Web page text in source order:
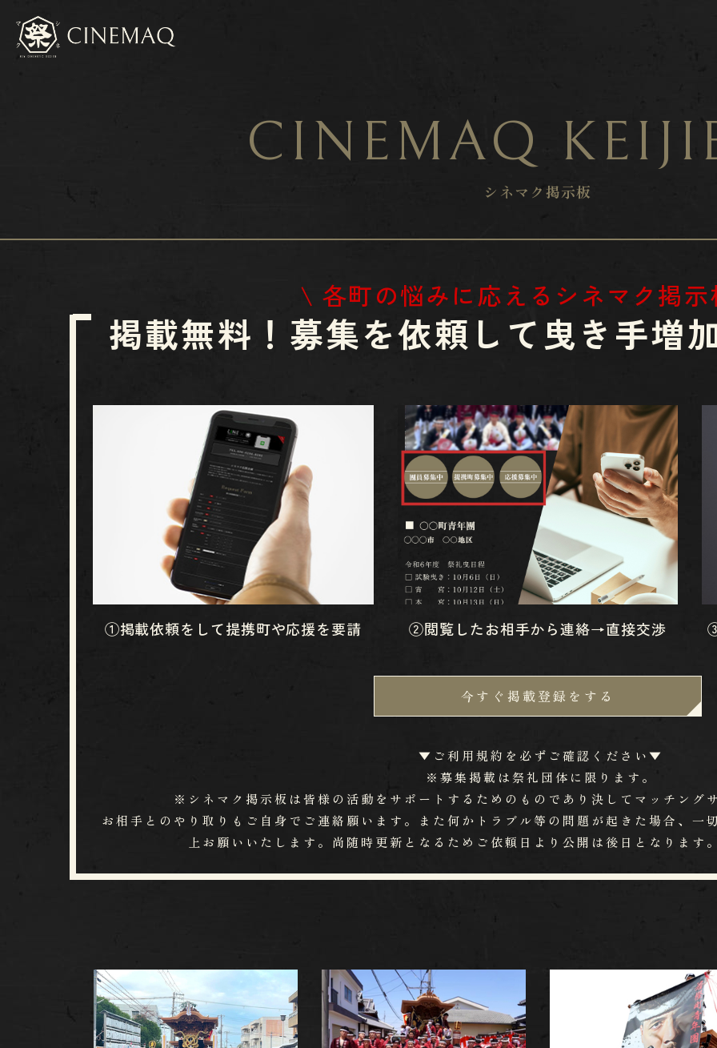
CINEMAQ
シネマク掲示板
\ 各町の悩みに応えるシネマク掲
掲載無料！​​​​​​​​​募集を依頼して曳き手増
①掲載依頼をして提携町や応援を要請 ②閲覧したお相手から連絡→直接交渉
今すぐ掲載登録をする
▼ご利用規約を必ずご確認ください▼
※募集掲載は祭礼団体に限ります。
※シネマク掲示板は皆様の活動をサポートするためのものであり 決してマッチング
お相手とのやり取りもご自身でご連絡願います。また何かトラブル等の問題が起きた場合、​​​​​​​一
上お願いいたします。尚​​​​​​​随時更新となるためご依頼日より公開は後日となります